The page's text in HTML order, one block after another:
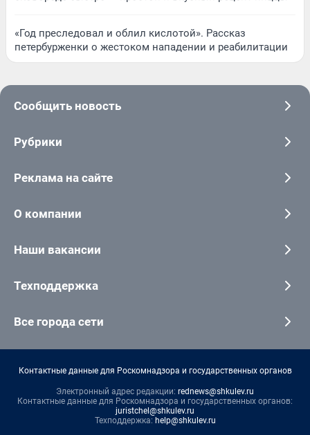
«Год преследовал и облил кислотой». Рассказ
петербурженки о жестоком нападении и реабилитации
Сообщить новость
Рубрики
Реклама на сайте
О компании
Наши вакансии
Техподдержка
Все города сети
Контактные данные для Роскомнадзора и государственных органов
Электронный адрес редакции: rednews@shkulev.ru
Контактные данные для Роскомнадзора и государственных органов:
juristchel@shkulev.ru
Техподдержка: help@shkulev.ru